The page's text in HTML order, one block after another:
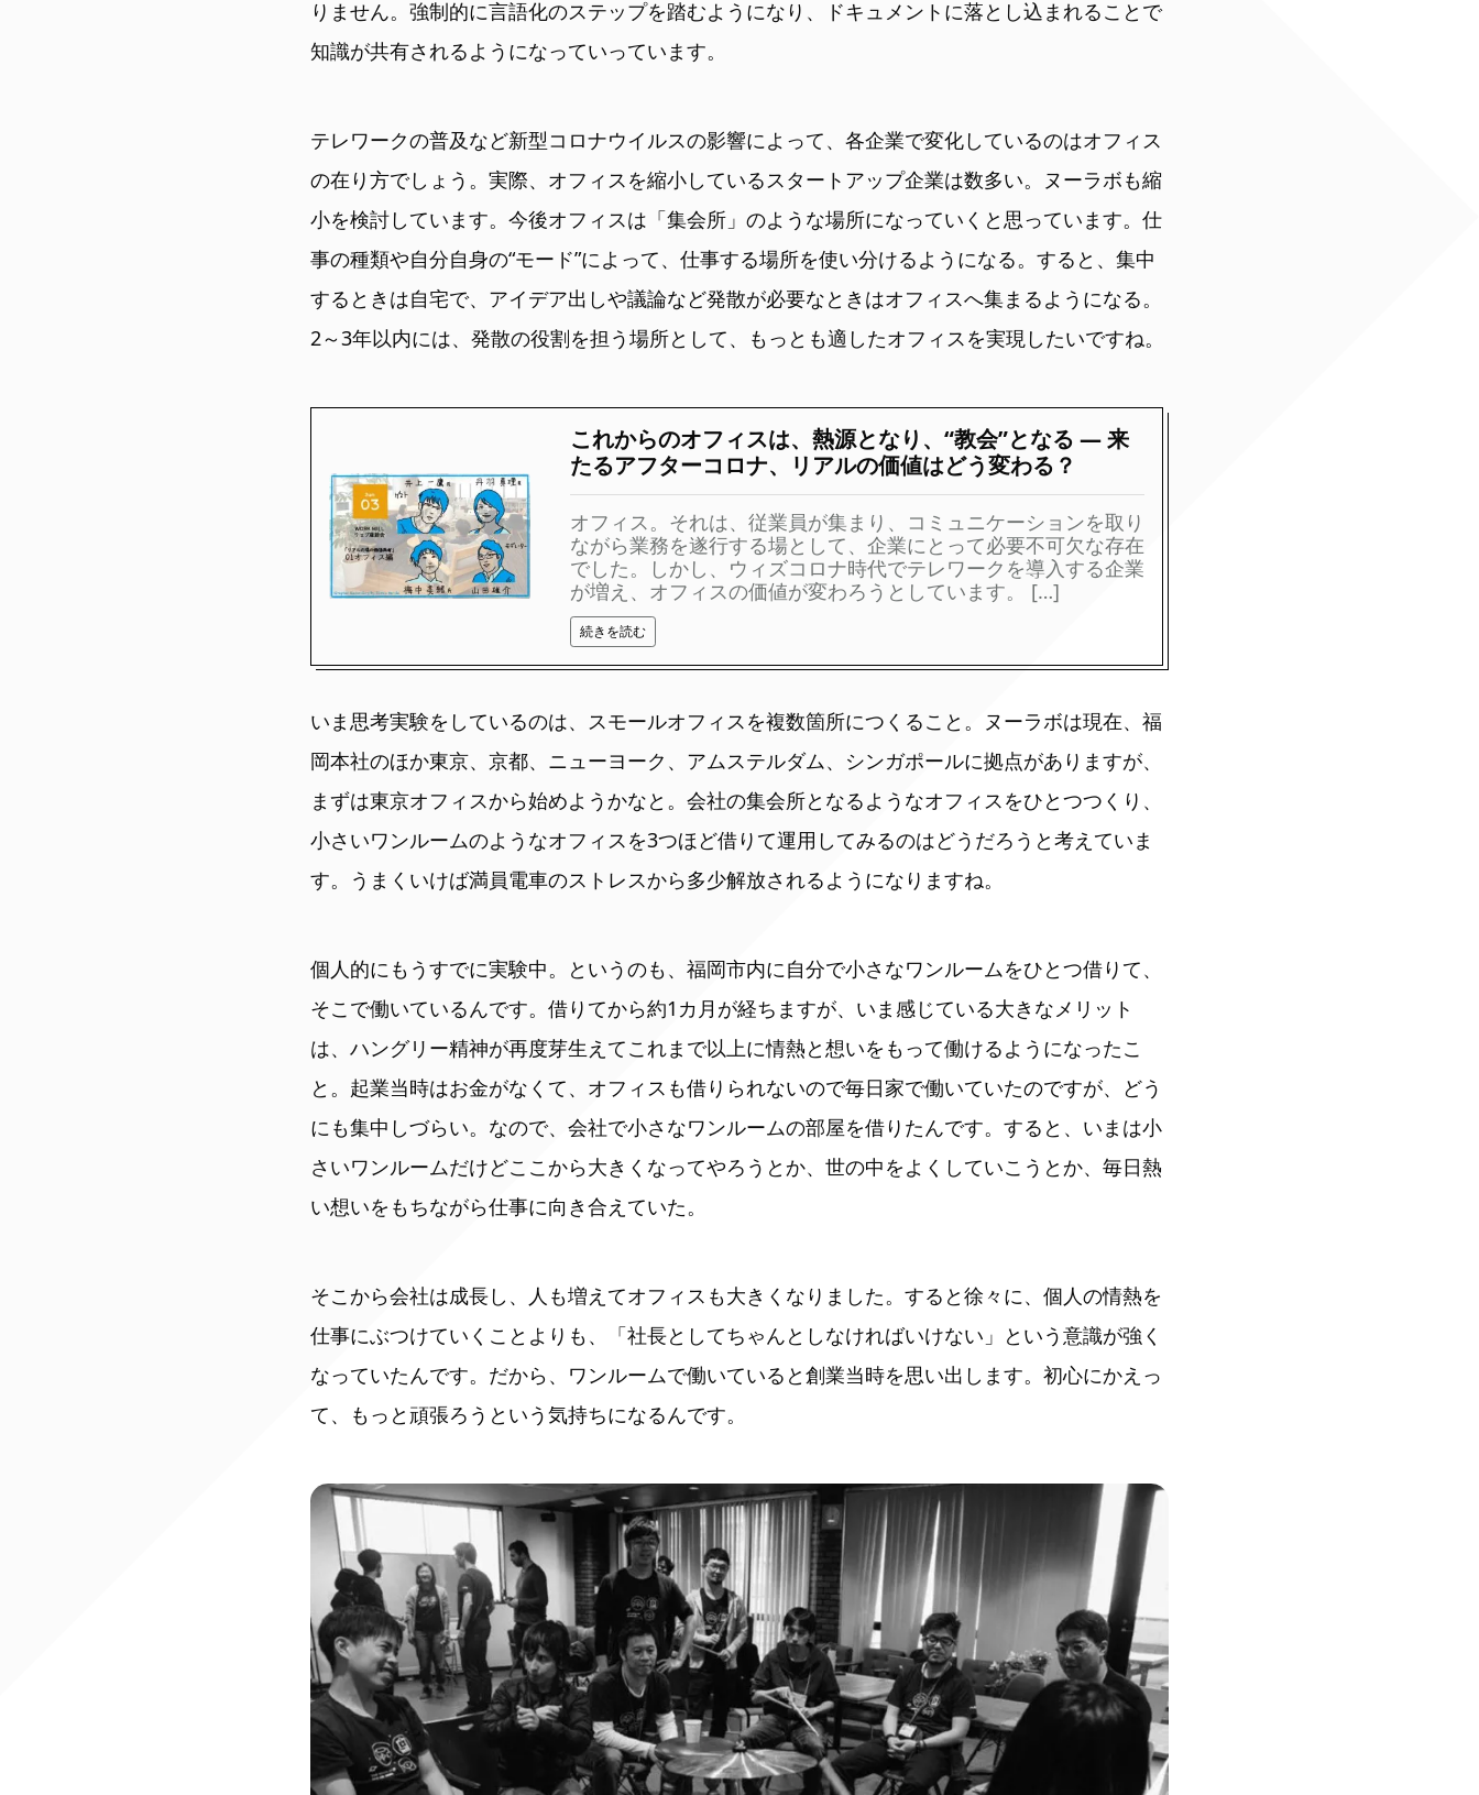
りません。強制的に言語化のステップを踏むようになり、ドキュメントに落とし込まれることで
知識が共有されるようになっていっています。
テレワークの普及など新型コロナウイルスの影響によって、各企業で変化しているのはオフィス
の在り方でしょう。実際、オフィスを縮小しているスタートアップ企業は数多い。ヌーラボも縮
小を検討しています。今後オフィスは「集会所」のような場所になっていくと思っています。仕
事の種類や自分自身の“モード”によって、仕事する場所を使い分けるようになる。すると、集中
するときは自宅で、アイデア出しや議論など発散が必要なときはオフィスへ集まるようになる。
2～3年以内には、発散の役割を担う場所として、もっとも適したオフィスを実現したいですね。
これからのオフィスは、熱源となり、“教会”となる ― 来
たるアフターコロナ、リアルの価値はどう変わる？
オフィス。それは、従業員が集まり、コミュニケーションを取り
ながら業務を遂行する場として、企業にとって必要不可欠な存在
でした。しかし、ウィズコロナ時代でテレワークを導入する企業
が増え、オフィスの価値が変わろうとしています。 […]
続きを読む
いま思考実験をしているのは、スモールオフィスを複数箇所につくること。ヌーラボは現在、福
岡本社のほか東京、京都、ニューヨーク、アムステルダム、シンガポールに拠点がありますが、
まずは東京オフィスから始めようかなと。会社の集会所となるようなオフィスをひとつつくり、
小さいワンルームのようなオフィスを3つほど借りて運用してみるのはどうだろうと考えていま
す。うまくいけば満員電車のストレスから多少解放されるようになりますね。
個人的にもうすでに実験中。というのも、福岡市内に自分で小さなワンルームをひとつ借りて、
そこで働いているんです。借りてから約1カ月が経ちますが、いま感じている大きなメリット
は、ハングリー精神が再度芽生えてこれまで以上に情熱と想いをもって働けるようになったこ
と。起業当時はお金がなくて、オフィスも借りられないので毎日家で働いていたのですが、どう
にも集中しづらい。なので、会社で小さなワンルームの部屋を借りたんです。すると、いまは小
さいワンルームだけどここから大きくなってやろうとか、世の中をよくしていこうとか、毎日熱
い想いをもちながら仕事に向き合えていた。
そこから会社は成長し、人も増えてオフィスも大きくなりました。すると徐々に、個人の情熱を
仕事にぶつけていくことよりも、「社長としてちゃんとしなければいけない」という意識が強く
なっていたんです。だから、ワンルームで働いていると創業当時を思い出します。初心にかえっ
て、もっと頑張ろうという気持ちになるんです。